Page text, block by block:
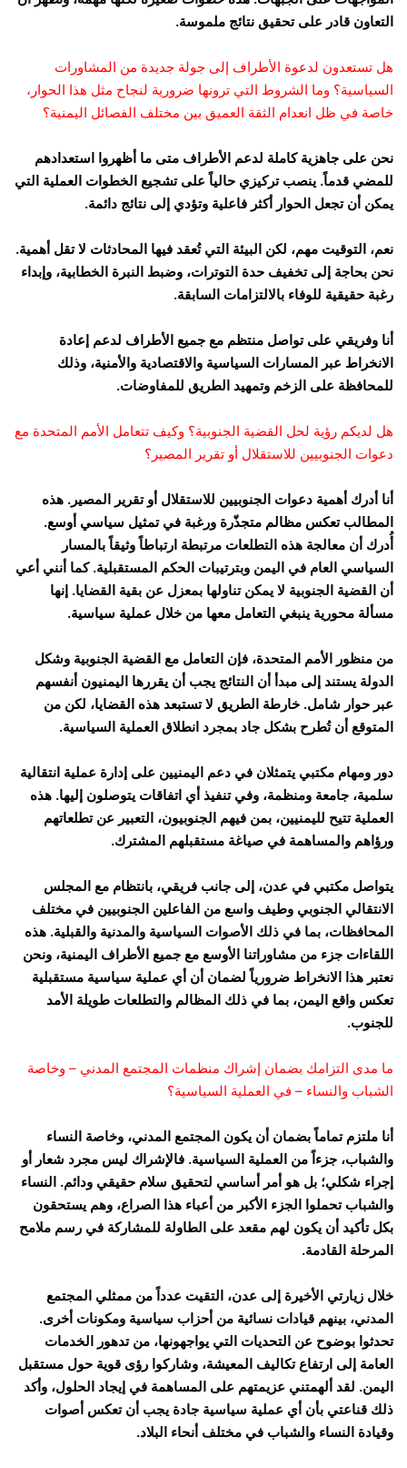
التعاون قادر على تحقيق نتائج ملموسة.
هل تستعدون لدعوة الأطراف إلى جولة جديدة من المشاورات
السياسية؟ وما الشروط التي ترونها ضرورية لنجاح مثل هذا الحوار،
خاصة في ظل انعدام الثقة العميق بين مختلف الفصائل اليمنية؟
نحن على جاهزية كاملة لدعم الأطراف متى ما أظهروا استعدادهم
للمضي قدماً. ينصب تركيزي حالياً على تشجيع الخطوات العملية التي
يمكن أن تجعل الحوار أكثر فاعلية وتؤدي إلى نتائج دائمة.
نعم، التوقيت مهم، لكن البيئة التي تُعقد فيها المحادثات لا تقل أهمية.
نحن بحاجة إلى تخفيف حدة التوترات، وضبط النبرة الخطابية، وإبداء
رغبة حقيقية للوفاء بالالتزامات السابقة.
أنا وفريقي على تواصل منتظم مع جميع الأطراف لدعم إعادة
الانخراط عبر المسارات السياسية والاقتصادية والأمنية، وذلك
للمحافظة على الزخم وتمهيد الطريق للمفاوضات.
هل لديكم رؤية لحل القضية الجنوبية؟ وكيف تتعامل الأمم المتحدة مع
دعوات الجنوبيين للاستقلال أو تقرير المصير؟
أنا أدرك أهمية دعوات الجنوبيين للاستقلال أو تقرير المصير. هذه
المطالب تعكس مظالم متجذّرة ورغبة في تمثيل سياسي أوسع.
أُدرك أن معالجة هذه التطلعات مرتبطة ارتباطاً وثيقاً بالمسار
السياسي العام في اليمن وبترتيبات الحكم المستقبلية. كما أنني أعي
أن القضية الجنوبية لا يمكن تناولها بمعزل عن بقية القضايا. إنها
مسألة محورية ينبغي التعامل معها من خلال عملية سياسية.
من منظور الأمم المتحدة، فإن التعامل مع القضية الجنوبية وشكل
الدولة يستند إلى مبدأ أن النتائج يجب أن يقررها اليمنيون أنفسهم
عبر حوار شامل. خارطة الطريق لا تستبعد هذه القضايا، لكن من
المتوقع أن تُطرح بشكل جاد بمجرد انطلاق العملية السياسية.
دور ومهام مكتبي يتمثلان في دعم اليمنيين على إدارة عملية انتقالية
سلمية، جامعة ومنظمة، وفي تنفيذ أي اتفاقات يتوصلون إليها. هذه
العملية تتيح لليمنيين، بمن فيهم الجنوبيون، التعبير عن تطلعاتهم
ورؤاهم والمساهمة في صياغة مستقبلهم المشترك.
يتواصل مكتبي في عدن، إلى جانب فريقي، بانتظام مع المجلس
الانتقالي الجنوبي وطيف واسع من الفاعلين الجنوبيين في مختلف
المحافظات، بما في ذلك الأصوات السياسية والمدنية والقبلية. هذه
اللقاءات جزء من مشاوراتنا الأوسع مع جميع الأطراف اليمنية، ونحن
نعتبر هذا الانخراط ضرورياً لضمان أن أي عملية سياسية مستقبلية
تعكس واقع اليمن، بما في ذلك المظالم والتطلعات طويلة الأمد
للجنوب.
ما مدى التزامك بضمان إشراك منظمات المجتمع المدني – وخاصة
الشباب والنساء – في العملية السياسية؟
أنا ملتزم تماماً بضمان أن يكون المجتمع المدني، وخاصة النساء
والشباب، جزءاً من العملية السياسية. فالإشراك ليس مجرد شعار أو
إجراء شكلي؛ بل هو أمر أساسي لتحقيق سلام حقيقي ودائم. النساء
والشباب تحملوا الجزء الأكبر من أعباء هذا الصراع، وهم يستحقون
بكل تأكيد أن يكون لهم مقعد على الطاولة للمشاركة في رسم ملامح
المرحلة القادمة.
خلال زيارتي الأخيرة إلى عدن، التقيت عدداً من ممثلي المجتمع
المدني، بينهم قيادات نسائية من أحزاب سياسية ومكونات أخرى.
تحدثوا بوضوح عن التحديات التي يواجهونها، من تدهور الخدمات
العامة إلى ارتفاع تكاليف المعيشة، وشاركوا رؤى قوية حول مستقبل
اليمن. لقد ألهمتني عزيمتهم على المساهمة في إيجاد الحلول، وأكد
ذلك قناعتي بأن أي عملية سياسية جادة يجب أن تعكس أصوات
وقيادة النساء والشباب في مختلف أنحاء البلاد.